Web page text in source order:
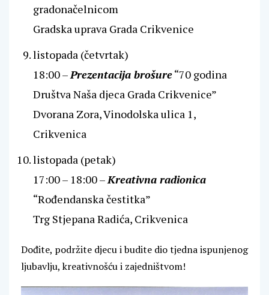
gradonačelnicom
Gradska uprava Grada Crikvenice
listopada (četvrtak)
18:00 – Prezentacija brošure“70 godina
Društva Naša djeca Grada Crikvenice”
Dvorana Zora, Vinodolska ulica 1,
Crikvenica
listopada (petak)
17:00 – 18:00 – Kreativna radionica
“Rođendanska čestitka”
Trg Stjepana Radića, Crikvenica
Dođite, podržite djecu i budite dio tjedna ispunjenog
ljubavlju, kreativnošću i zajedništvom!